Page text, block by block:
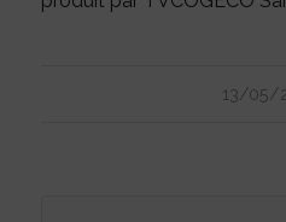
13/05/